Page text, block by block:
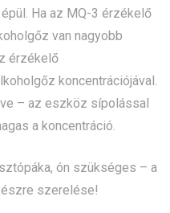
Ha az MQ-3 érzékelő
van nagyobb
érzékelő
koncentrációjával.
– az eszköz sípolással
a koncentráció.
ón szükséges – a
szerelése!